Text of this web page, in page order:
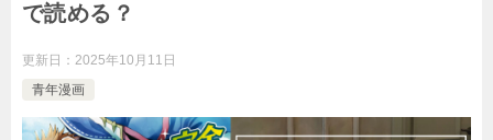
で読める？
更新日： 2025年10月11日
青年漫画